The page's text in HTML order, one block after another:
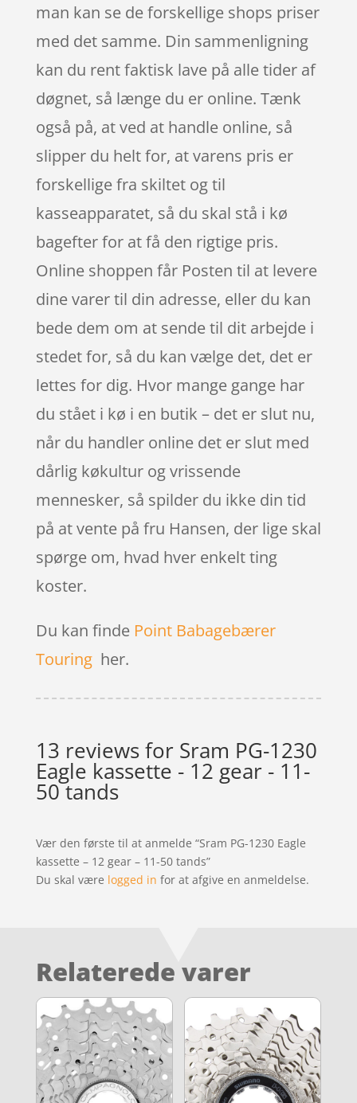
man kan se de forskellige shops priser
med det samme. Din sammenligning
kan du rent faktisk lave på alle tider af
døgnet, så længe du er online. Tænk
også på, at ved at handle online, så
slipper du helt for, at varens pris er
forskellige fra skiltet og til
kasseapparatet, så du skal stå i kø
bagefter for at få den rigtige pris.
Online shoppen får Posten til at levere
dine varer til din adresse, eller du kan
bede dem om at sende til dit arbejde i
stedet for, så du kan vælge det, det er
lettes for dig. Hvor mange gange har
du stået i kø i en butik – det er slut nu,
når du handler online det er slut med
dårlig køkultur og vrissende
mennesker, så spilder du ikke din tid
på at vente på fru Hansen, der lige skal
spørge om, hvad hver enkelt ting
koster.
Du kan finde Point Babagebærer
Touringher.
13 reviews for Sram PG-1230
Eagle kassette - 12 gear - 11-
50 tands
Vær den første til at anmelde “Sram PG-1230 Eagle
kassette – 12 gear – 11-50 tands”
Du skal være logged in for at afgive en anmeldelse.
Relaterede varer